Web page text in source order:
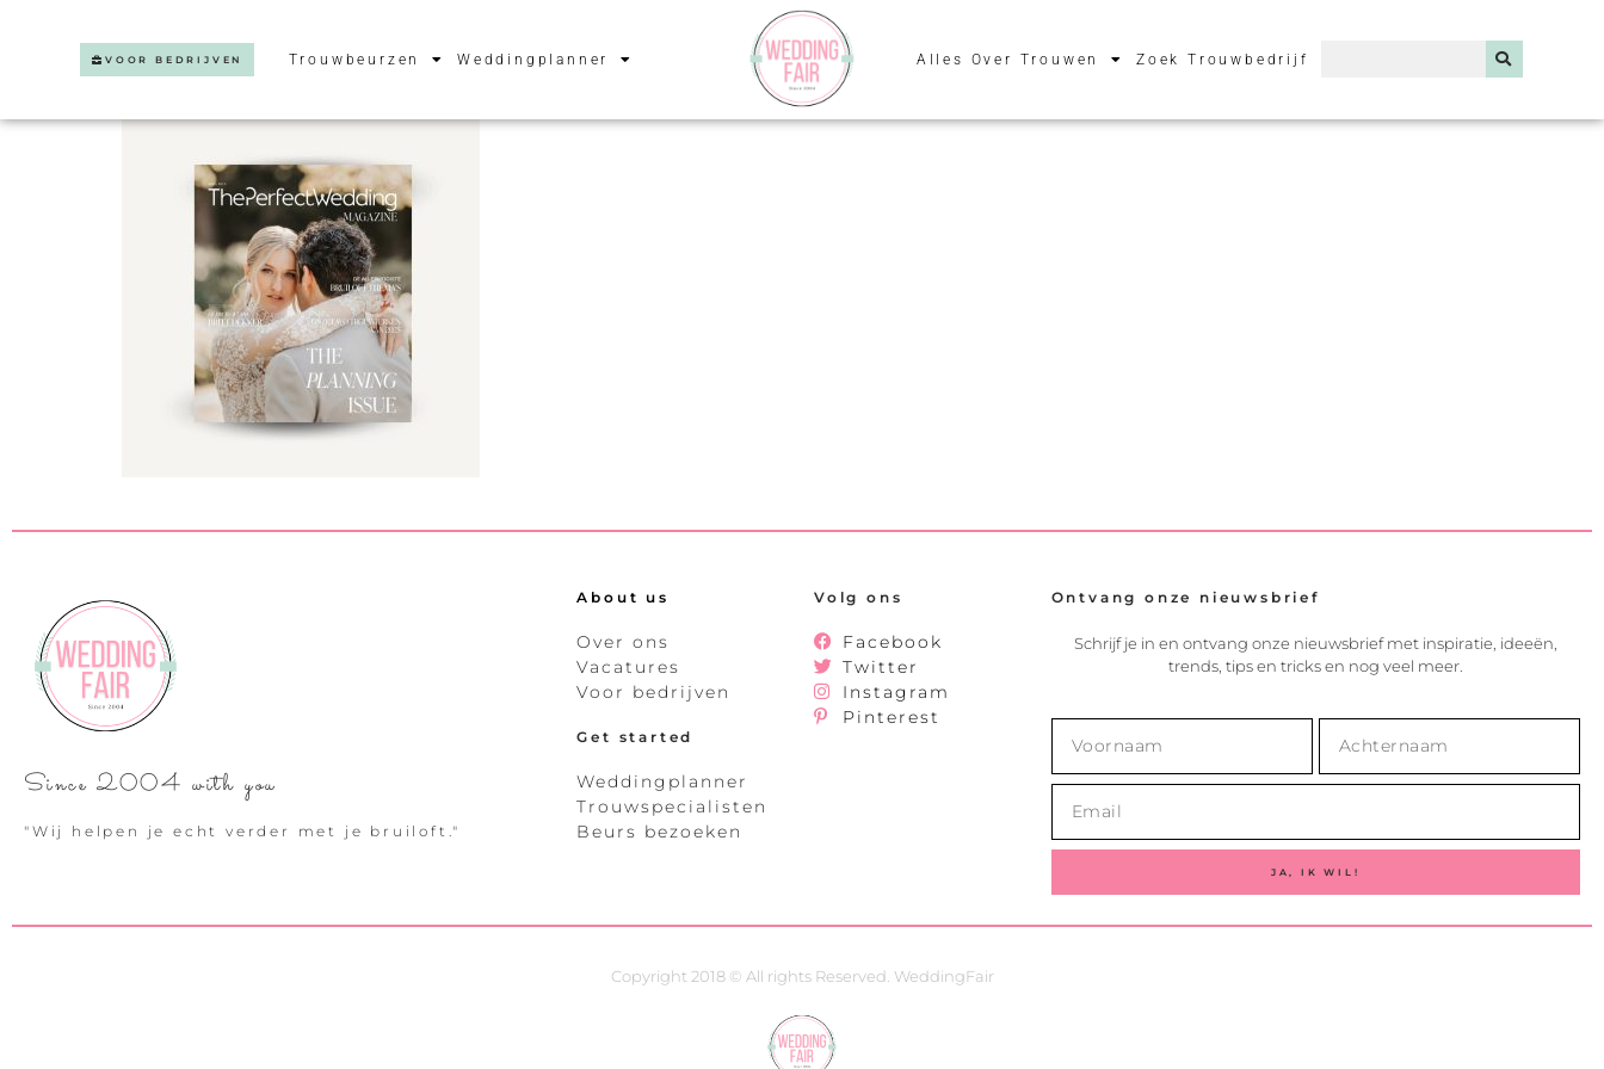
VOOR BEDRIJVEN Trouwbeurzen Weddingplanner Alles Over Trouwen Zoek Trouwbedrijf
Since 2004 with you
"Wij helpen je echt verder met je bruiloft."
About us
Over ons
Vacatures
Voor bedrijven
Get started
Weddingplanner
Trouwspecialisten
Beurs bezoeken
Volg ons
Facebook
Twitter
Instagram
Pinterest
Ontvang onze nieuwsbrief
Schrijf je in en ontvang onze nieuwsbrief met inspiratie, ideeën,
trends, tips en tricks en nog veel meer.
JA, IK WIL!
Copyright 2018 © All rights Reserved. WeddingFair